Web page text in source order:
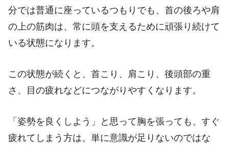
分では普通に座っているつもりでも、首の後ろや肩
の上の筋肉は、常に頭を支えるために頑張り続けて
いる状態になります。
この状態が続くと、首こり、肩こり、後頭部の重
さ、目の疲れなどにつながりやすくなります。
「姿勢を良くしよう」と思って胸を張っても、すぐ
疲れてしまう方は、単に意識が足りないのではな